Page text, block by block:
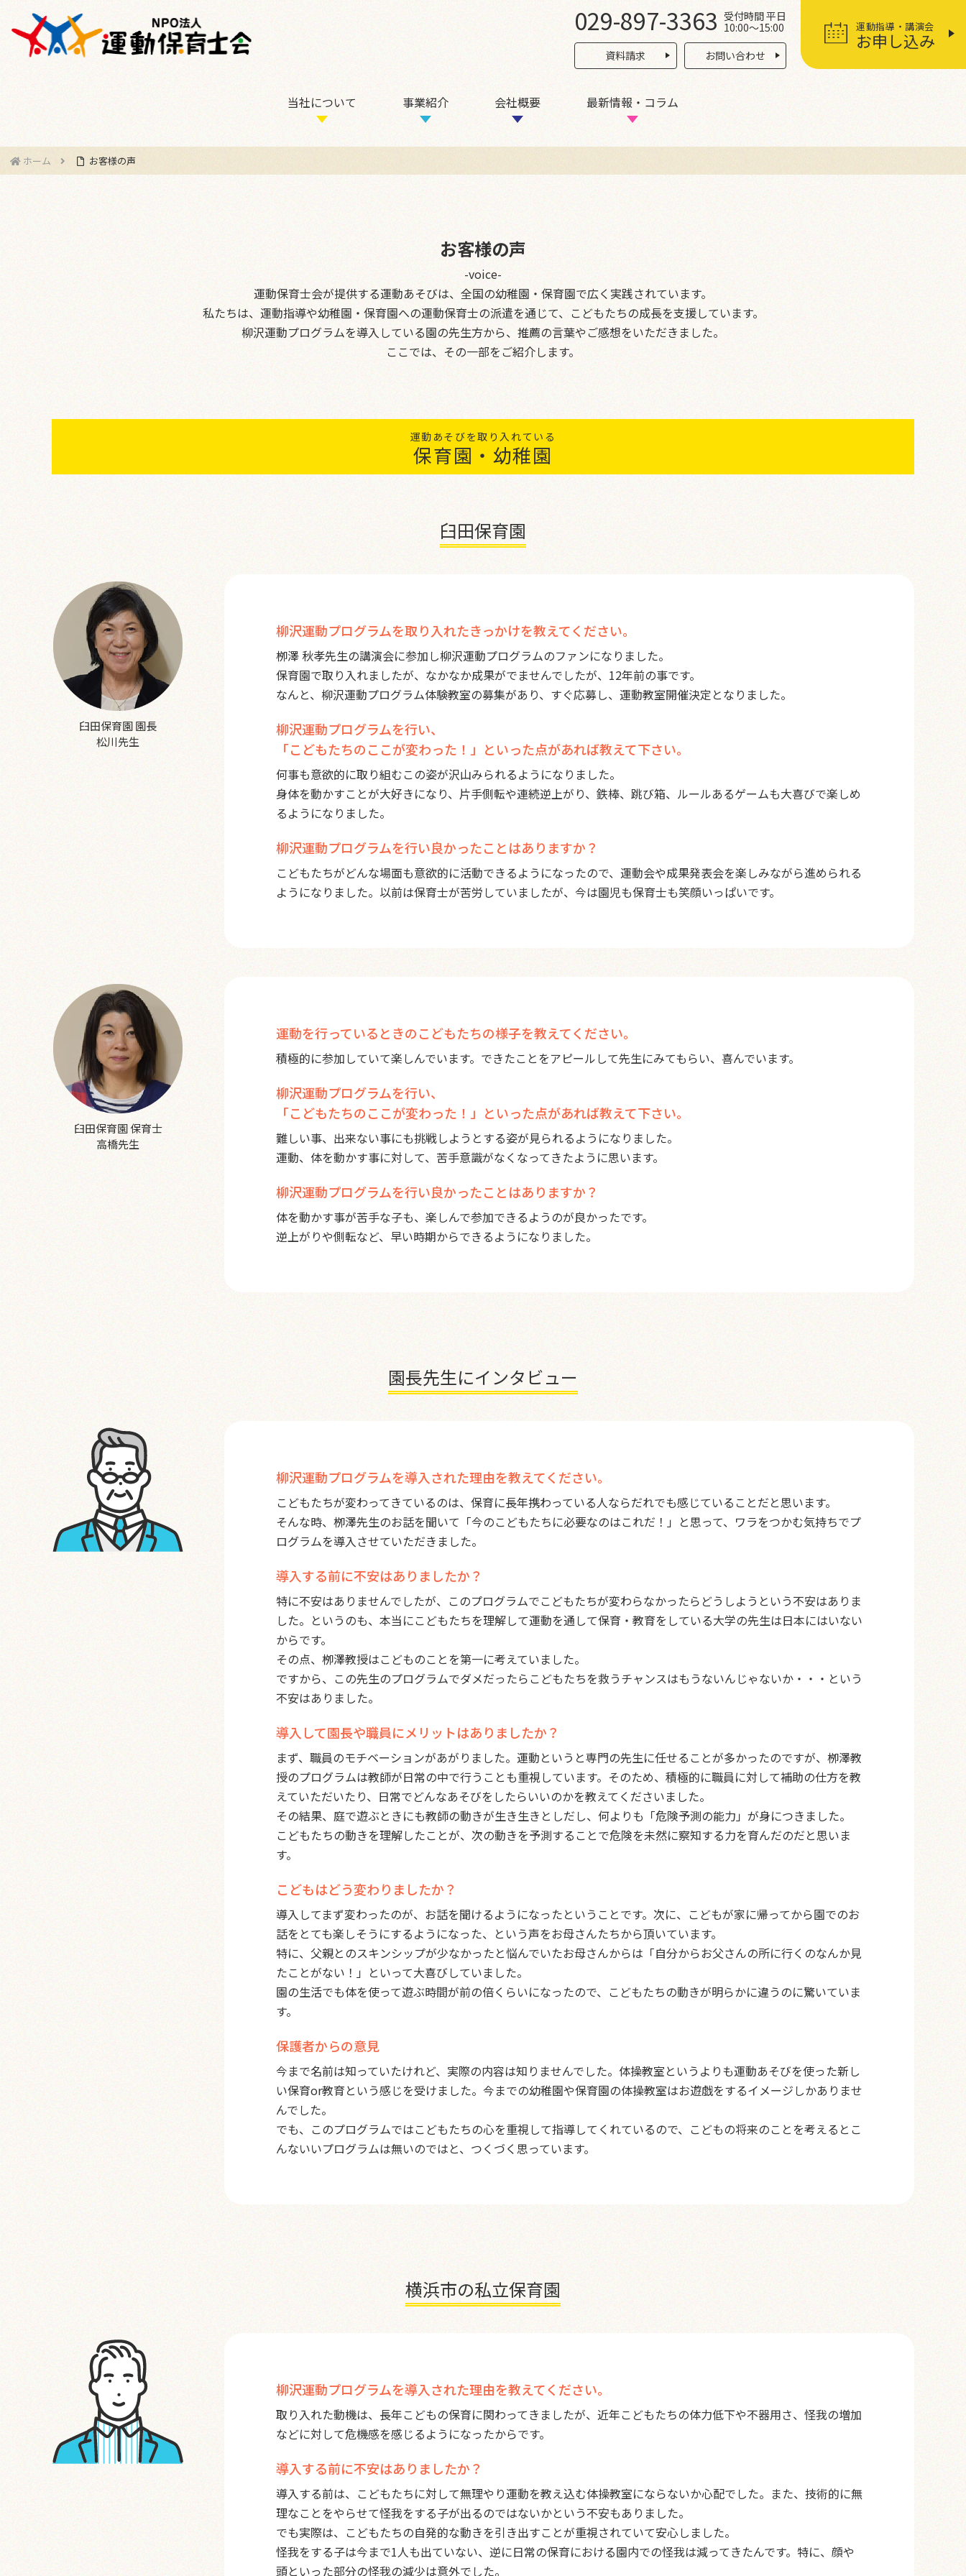
029-897-3363 受付時間 平日
10:00〜15:00
資料請求
お問い合わせ
運動指導・講演会
お申し込み
当社について 事業紹介 会社概要 最新情報・コラム
ホーム お客様の声
お客様の声
-voice-
運動保育士会が提供する運動あそびは、全国の幼稚園・保育園で広く実践されています。
私たちは、運動指導や幼稚園・保育園への運動保育士の派遣を通じて、こどもたちの成長を支援しています。
柳沢運動プログラムを導入している園の先生方から、推薦の言葉やご感想をいただきました。
ここでは、その一部をご紹介します。
運動あそびを取り入れている
保育園・幼稚園
臼田保育園
臼田保育園 園長
松川先生
柳沢運動プログラムを取り入れたきっかけを教えてください。
栁澤 秋孝先生の講演会に参加し柳沢運動プログラムのファンになりました。
保育園で取り入れましたが、なかなか成果がでませんでしたが、12年前の事です。
なんと、柳沢運動プログラム体験教室の募集があり、すぐ応募し、運動教室開催決定となりました。
柳沢運動プログラムを行い、
「こどもたちのここが変わった！」といった点があれば教えて下さい。
何事も意欲的に取り組むこの姿が沢山みられるようになりました。
身体を動かすことが大好きになり、片手側転や連続逆上がり、鉄棒、跳び箱、ルールあるゲームも大喜びで楽しめ
るようになりました。
柳沢運動プログラムを行い良かったことはありますか？
こどもたちがどんな場面も意欲的に活動できるようになったので、運動会や成果発表会を楽しみながら進められる
ようになりました。以前は保育士が苦労していましたが、今は園児も保育士も笑顔いっぱいです。
臼田保育園 保育士
高橋先生
運動を行っているときのこどもたちの様子を教えてください。
積極的に参加していて楽しんでいます。できたことをアピールして先生にみてもらい、喜んでいます。
柳沢運動プログラムを行い、
「こどもたちのここが変わった！」といった点があれば教えて下さい。
難しい事、出来ない事にも挑戦しようとする姿が見られるようになりました。
運動、体を動かす事に対して、苦手意識がなくなってきたように思います。
柳沢運動プログラムを行い良かったことはありますか？
体を動かす事が苦手な子も、楽しんで参加できるようのが良かったです。
逆上がりや側転など、早い時期からできるようになりました。
園長先生にインタビュー
柳沢運動プログラムを導入された理由を教えてください。
こどもたちが変わってきているのは、保育に長年携わっている人ならだれでも感じていることだと思います。
そんな時、栁澤先生のお話を聞いて「今のこどもたちに必要なのはこれだ！」と思って、ワラをつかむ気持ちでプ
ログラムを導入させていただきました。
導入する前に不安はありましたか？
特に不安はありませんでしたが、このプログラムでこどもたちが変わらなかったらどうしようという不安はありま
した。というのも、本当にこどもたちを理解して運動を通して保育・教育をしている大学の先生は日本にはいない
からです。
その点、栁澤教授はこどものことを第一に考えていました。
ですから、この先生のプログラムでダメだったらこどもたちを救うチャンスはもうないんじゃないか・・・という
不安はありました。
導入して園長や職員にメリットはありましたか？
まず、職員のモチベーションがあがりました。運動というと専門の先生に任せることが多かったのですが、栁澤教
授のプログラムは教師が日常の中で行うことも重視しています。そのため、積極的に職員に対して補助の仕方を教
えていただいたり、日常でどんなあそびをしたらいいのかを教えてくださいました。
その結果、庭で遊ぶときにも教師の動きが生き生きとしだし、何よりも「危険予測の能力」が身につきました。
こどもたちの動きを理解したことが、次の動きを予測することで危険を未然に察知する力を育んだのだと思いま
す。
こどもはどう変わりましたか？
導入してまず変わったのが、お話を聞けるようになったということです。次に、こどもが家に帰ってから園でのお
話をとても楽しそうにするようになった、という声をお母さんたちから頂いています。
特に、父親とのスキンシップが少なかったと悩んでいたお母さんからは「自分からお父さんの所に行くのなんか見
たことがない！」といって大喜びしていました。
園の生活でも体を使って遊ぶ時間が前の倍くらいになったので、こどもたちの動きが明らかに違うのに驚いていま
す。
保護者からの意見
今まで名前は知っていたけれど、実際の内容は知りませんでした。体操教室というよりも運動あそびを使った新し
い保育or教育という感じを受けました。今までの幼稚園や保育園の体操教室はお遊戯をするイメージしかありませ
んでした。
でも、このプログラムではこどもたちの心を重視して指導してくれているので、こどもの将来のことを考えるとこ
んないいプログラムは無いのではと、つくづく思っています。
横浜市の私立保育園
柳沢運動プログラムを導入された理由を教えてください。
取り入れた動機は、長年こどもの保育に関わってきましたが、近年こどもたちの体力低下や不器用さ、怪我の増加
などに対して危機感を感じるようになったからです。
導入する前に不安はありましたか？
導入する前は、こどもたちに対して無理やり運動を教え込む体操教室にならないか心配でした。また、技術的に無
理なことをやらせて怪我をする子が出るのではないかという不安もありました。
でも実際は、こどもたちの自発的な動きを引き出すことが重視されていて安心しました。
怪我をする子は今まで1人も出ていない、逆に日常の保育における園内での怪我は減ってきたんです。特に、顔や
頭といった部分の怪我の減少は意外でした。